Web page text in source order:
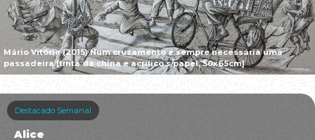
Mário Vitória (2015) Num cruzamento é sempre necessária uma
passadeira [tinta da china e acrílico s/papel, 50x65cm]
Destacado Semanal
Alice